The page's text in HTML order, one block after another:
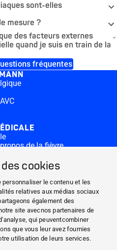
cookies
le contenu et les
relatives aux médias sociaux
également des
site avecnos partenaires de
qui peuventcombiner
que vous leur avez fournies
utilisation de leurs services.
sont-elles
mesure ?
des facteurs externes
quand je suis en train de la
fréquentes
de la fièvre
MÉDICALE
MORE